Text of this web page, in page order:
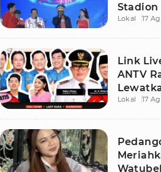
Stadion
Lokal 17
Link
ANTV
Lokal 17